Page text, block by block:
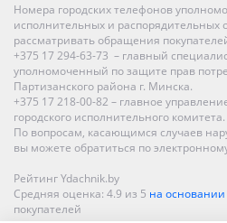
Номера городских телефонов
исполнительных и распорядительных
рассматривать обращения
+375 17 294-63-73 – главный
уполномоченный по защите прав
Партизанского района г. Минска.
+375 17 218-00-82 – главное
городского исполнительного комитета.
По вопросам, касающимся случаев
вы можете обратиться по
Рейтинг Ydachnik.by
Средняя оценка: 4.9 из 5 на основании
покупателей